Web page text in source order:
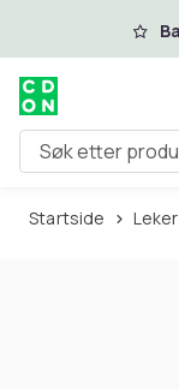
Hopp til
Søk etter
Startside Leker